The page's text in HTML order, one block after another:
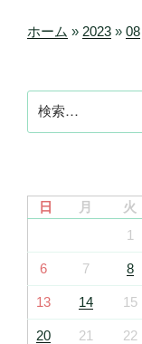
ホーム » 2023 » 08
索:
日
月 火
1
6 7 8
13 14 15
20 21 22